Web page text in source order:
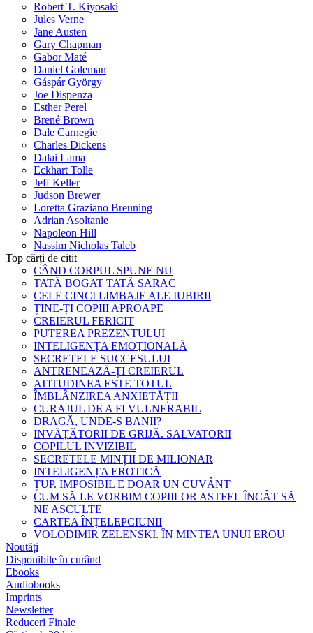
Robert T. Kiyosaki
Jules Verne
Jane Austen
Gary Chapman
Gabor Maté
Daniel Goleman
Gáspár György
Joe Dispenza
Esther Perel
Brené Brown
Dale Carnegie
Charles Dickens
Dalai Lama
Eckhart Tolle
Jeff Keller
Judson Brewer
Loretta Graziano Breuning
Adrian Asoltanie
Napoleon Hill
Nassim Nicholas Taleb
Top cărți de citit
CÂND CORPUL SPUNE NU
TATĂ BOGAT TATĂ SARAC
CELE CINCI LIMBAJE ALE IUBIRII
ȚINE-ȚI COPIII APROAPE
CREIERUL FERICIT
PUTEREA PREZENTULUI
INTELIGENȚA EMOȚIONALĂ
SECRETELE SUCCESULUI
ANTRENEAZĂ-ȚI CREIERUL
ATITUDINEA ESTE TOTUL
ÎMBLÂNZIREA ANXIETĂȚII
CURAJUL DE A FI VULNERABIL
DRAGĂ, UNDE-S BANII?
INVĂȚĂTORII DE GRIJĂ. SALVATORII
COPILUL INVIZIBIL
SECRETELE MINȚII DE MILIONAR
INTELIGENȚA EROTICĂ
ȚUP. IMPOSIBIL E DOAR UN CUVÂNT
CUM SĂ LE VORBIM COPIILOR ASTFEL ÎNCÂT SĂ
NE ASCULTE
CARTEA ÎNȚELEPCIUNII
VOLODIMIR ZELENSKI. ÎN MINTEA UNUI EROU
Noutăți
Disponibile în curând
Ebooks
Audiobooks
Imprints
Newsletter
Reduceri Finale